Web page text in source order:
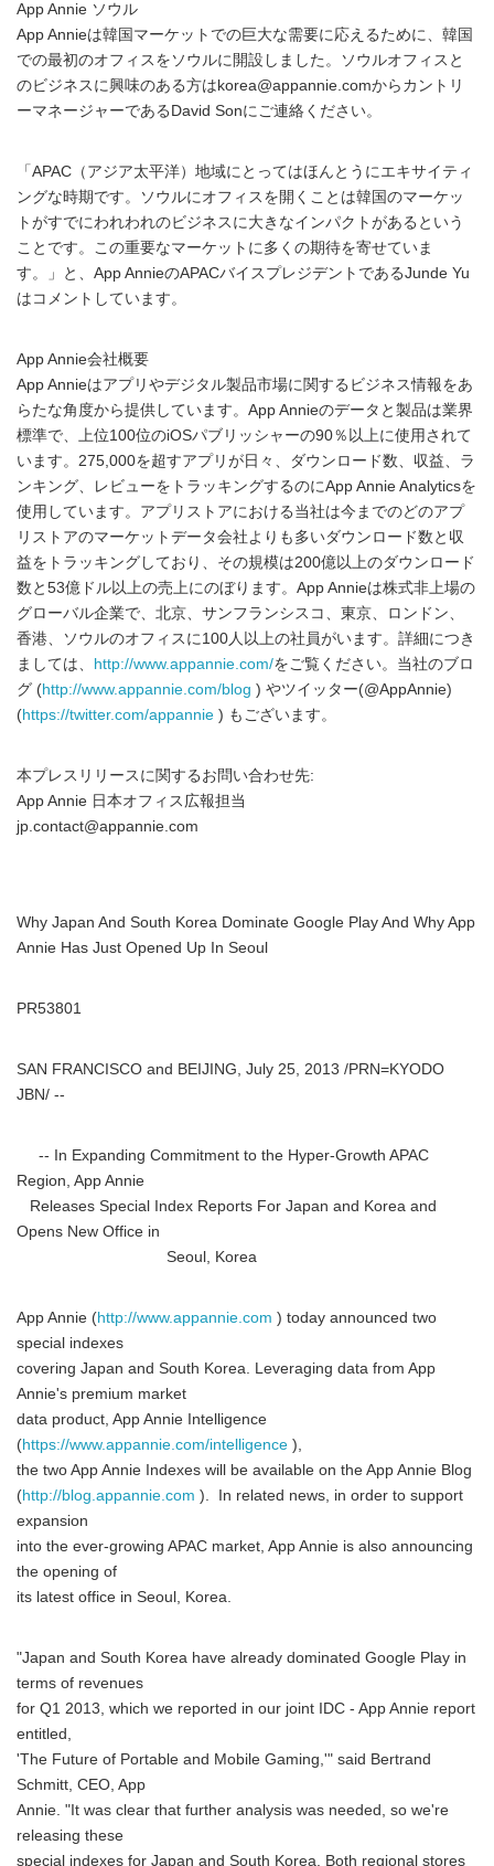
App Annie ソウル
App Annieは韓国マーケットでの巨大な需要に応えるために、韓国
での最初のオフィスをソウルに開設しました。ソウルオフィスと
のビジネスに興味のある方はkorea@appannie.comからカントリ
ーマネージャーであるDavid Sonにご連絡ください。
「APAC（アジア太平洋）地域にとってはほんとうにエキサイティ
ングな時期です。ソウルにオフィスを開くことは韓国のマーケッ
トがすでにわれわれのビジネスに大きなインパクトがあるという
ことです。この重要なマーケットに多くの期待を寄せていま
す。」と、App AnnieのAPACバイスプレジデントであるJunde Yu
はコメントしています。
App Annie会社概要
App Annieはアプリやデジタル製品市場に関するビジネス情報をあ
らたな角度から提供しています。App Annieのデータと製品は業界
標準で、上位100位のiOSパブリッシャーの90％以上に使用されて
います。275,000を超すアプリが日々、ダウンロード数、収益、ラ
ンキング、レビューをトラッキングするのにApp Annie Analyticsを
使用しています。アプリストアにおける当社は今までのどのアプ
リストアのマーケットデータ会社よりも多いダウンロード数と収
益をトラッキングしており、その規模は200億以上のダウンロード
数と53億ドル以上の売上にのぼります。App Annieは株式非上場の
グローバル企業で、北京、サンフランシスコ、東京、ロンドン、
香港、ソウルのオフィスに100人以上の社員がいます。詳細につき
ましては、
http://www.appannie.com/をご覧ください。当社のブロ
グ (http://www.appannie.com/blog ) やツイッター(@AppAnnie)
(https://twitter.com/appannie ) もございます。
本プレスリリースに関するお問い合わせ先:
App Annie 日本オフィス広報担当
jp.contact@appannie.com
Why Japan And South Korea Dominate Google Play And Why App
Annie Has Just Opened Up In Seoul
PR53801
SAN FRANCISCO and BEIJING, July 25, 2013 /PRN=KYODO
JBN/ --
-- In Expanding Commitment to the Hyper-Growth APAC
Region, App Annie
Releases Special Index Reports For Japan and Korea and
Opens New Office in
Seoul, Korea
App Annie (http://www.appannie.com ) today announced two
special indexes
covering Japan and South Korea. Leveraging data from App
Annie's premium market
data product, App Annie Intelligence
(https://www.appannie.com/intelligence ),
the two App Annie Indexes will be available on the App Annie Blog
(http://blog.appannie.com ). In related news, in order to support
expansion
into the ever-growing APAC market, App Annie is also announcing
the opening of
its latest office in Seoul, Korea.
"Japan and South Korea have already dominated Google Play in
terms of revenues
for Q1 2013, which we reported in our joint IDC - App Annie report
entitled,
'The Future of Portable and Mobile Gaming,'" said Bertrand
Schmitt, CEO, App
Annie. "It was clear that further analysis was needed, so we're
releasing these
special indexes for Japan and South Korea. Both regional stores